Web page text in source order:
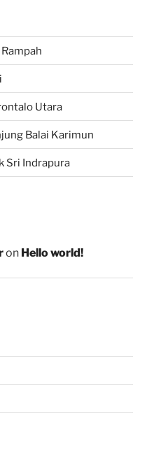
Utara
Balai Karimun
Sri Indrapura
on Hello world!